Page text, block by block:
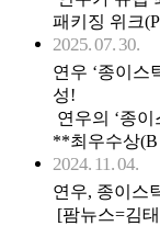
패키징 위크
2025. 07. 30.
연우 ‘종이스
성!
연우의 ‘종
**최우수상(B
2024. 11. 04.
연우, 종이스
[팜뉴스=김